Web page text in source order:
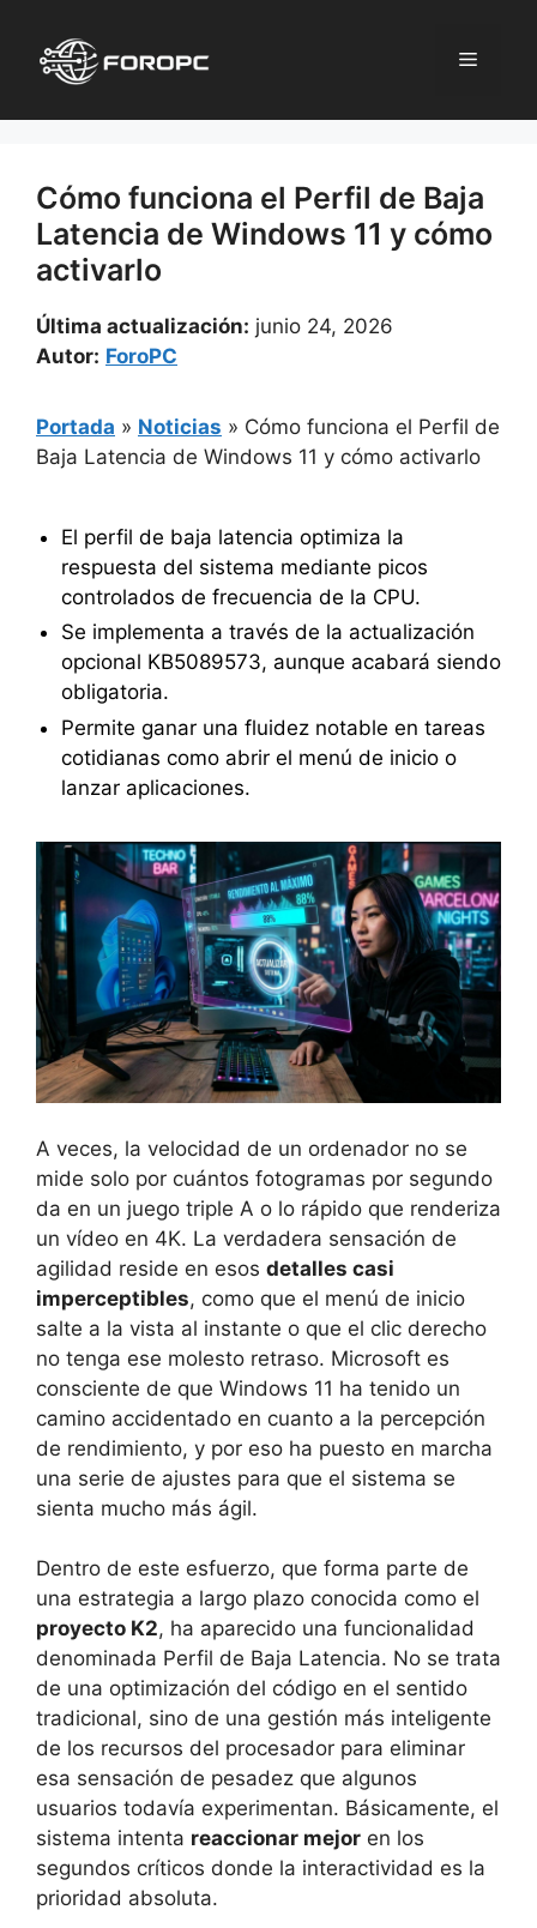
contenido
Menú
Cómo funciona el Perfil de Baja
Latencia de Windows 11 y cómo
activarlo
Última actualización: junio 24, 2026
Autor: ForoPC
Portada » Noticias » Cómo funciona el Perfil de
Baja Latencia de Windows 11 y cómo activarlo
El perfil de baja latencia optimiza la
respuesta del sistema mediante picos
controlados de frecuencia de la CPU.
Se implementa a través de la actualización
opcional KB5089573, aunque acabará siendo
obligatoria.
Permite ganar una fluidez notable en tareas
cotidianas como abrir el menú de inicio o
lanzar aplicaciones.
A veces, la velocidad de un ordenador no se
mide solo por cuántos fotogramas por segundo
da en un juego triple A o lo rápido que renderiza
un vídeo en 4K. La verdadera sensación de
agilidad reside en esos detalles casi
imperceptibles, como que el menú de inicio
salte a la vista al instante o que el clic derecho
no tenga ese molesto retraso. Microsoft es
consciente de que Windows 11 ha tenido un
camino accidentado en cuanto a la percepción
de rendimiento, y por eso ha puesto en marcha
una serie de ajustes para que el sistema se
sienta mucho más ágil.
Dentro de este esfuerzo, que forma parte de
una estrategia a largo plazo conocida como el
proyecto K2, ha aparecido una funcionalidad
denominada Perfil de Baja Latencia. No se trata
de una optimización del código en el sentido
tradicional, sino de una gestión más inteligente
de los recursos del procesador para eliminar
esa sensación de pesadez que algunos
usuarios todavía experimentan. Básicamente, el
sistema intenta reaccionar mejor en los
segundos críticos donde la interactividad es la
prioridad absoluta.